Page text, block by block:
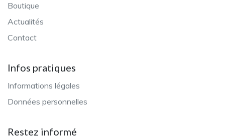
Boutique
Actualités
Contact
Infos pratiques
Informations légales
Données personnelles
Restez informé